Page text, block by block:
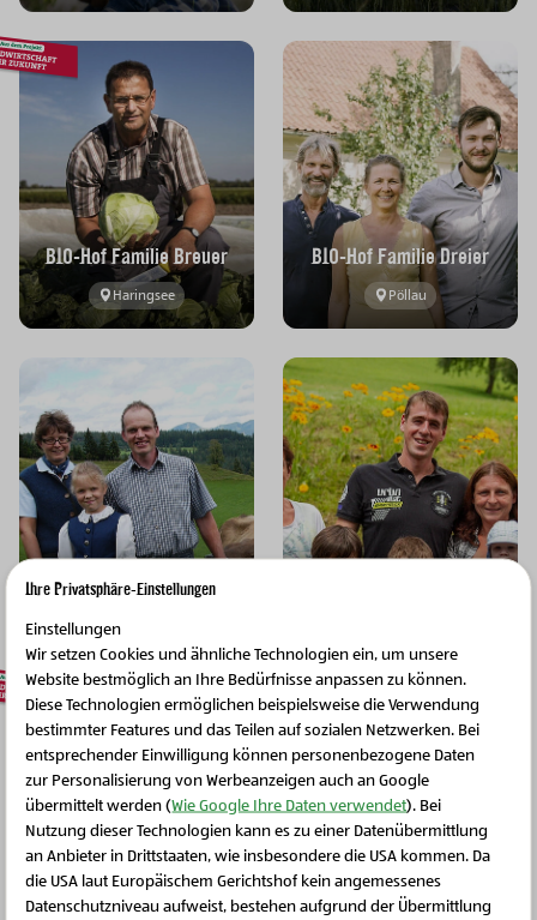
BIO-Hof Familie Breuer
Haringsee
BIO-Hof Familie Dreier
Pöllau
BIO-Hof Familie
Eckerstorfer-Winkler
BIO-Hof Familie Edlbauer
Schließen Sie dieses Feld
Ihre Privatsphäre-Einstellungen
Einstellungen
Wir setzen Cookies und ähnliche Technologien ein, um unsere
Website bestmöglich an Ihre Bedürfnisse anpassen zu können.
Diese Technologien ermöglichen beispielsweise die Verwendung
bestimmter Features und das Teilen auf sozialen Netzwerken. Bei
entsprechender Einwilligung können personenbezogene Daten
zur Personalisierung von Werbeanzeigen auch an Google
übermittelt werden (Wie Google Ihre Daten verwendet). Bei
Nutzung dieser Technologien kann es zu einer Datenübermittlung
an Anbieter in Drittstaaten, wie insbesondere die USA kommen. Da
die USA laut Europäischem Gerichtshof kein angemessenes
Datenschutzniveau aufweist, bestehen aufgrund der Übermittlung